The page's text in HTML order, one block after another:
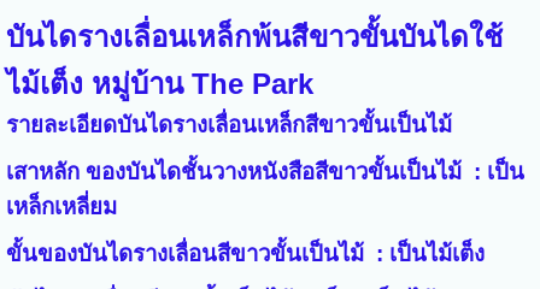
บันไดรางเลื่อนเหล็กพ้นสีขาวขั้นบันไดใช้
ไม้เต็ง หมู่บ้าน The Park
รายละเอียดบันไดรางเลื่อนเหล็กสีขาวขั้นเป็นไม้
เสาหลัก ของบันไดชั้นวางหนังสือสีขาวขั้นเป็นไม้ : เป็น
เหล็กเหลี่ยม
ขั้นของบันไดรางเลื่อนสีขาวขั้นเป็นไม้ : เป็นไม้เต็ง